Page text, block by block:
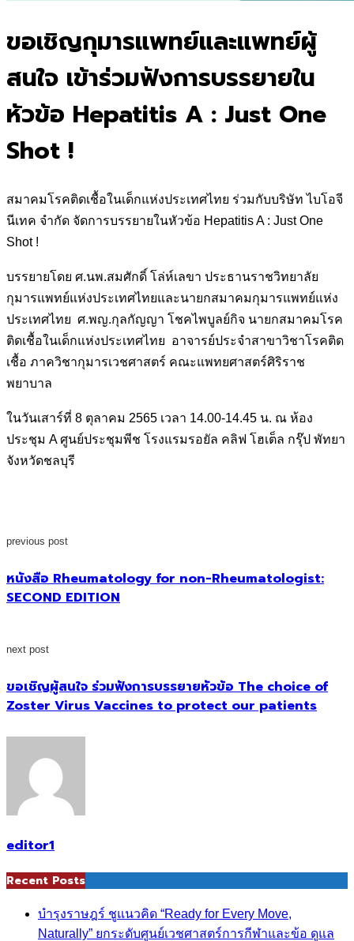
ขอเชิญกุมารแพทย์และแพทย์ผู้
สนใจ เข้าร่วมฟังการบรรยายใน
หัวข้อ Hepatitis A : Just One
Shot !
สมาคมโรคติดเชื้อในเด็กแห่งประเทศไทย ร่วมกับบริษัท ไบโอจี
นีเทค จำกัด จัดการบรรยายในหัวข้อ Hepatitis A : Just One
Shot !
บรรยายโดย ศ.นพ.สมศักดิ์ โล่ห์เลขา ประธานราชวิทยาลัย
กุมารแพทย์แห่งประเทศไทยและนายกสมาคมกุมารแพทย์แห่ง
ประเทศไทย ศ.พญ.กุลกัญญา โชคไพบูลย์กิจ นายกสมาคมโรค
ติดเชื้อในเด็กแห่งประเทศไทย อาจารย์ประจำสาขาวิชาโรคติด
เชื้อ ภาควิชากุมารเวชศาสตร์ คณะแพทยศาสตร์ศิริราช
พยาบาล
ในวันเสาร์ที่ 8 ตุลาคม 2565 เวลา 14.00-14.45 น. ณ ห้อง
ประชุม A ศูนย์ประชุมพีช โรงแรมรอยัล คลิฟ โฮเต็ล กรุ๊ป พัทยา
จังหวัดชลบุรี
previous post
หนังสือ Rheumatology for non-Rheumatologist:
SECOND EDITION
next post
ขอเชิญผู้สนใจ ร่วมฟังการบรรยายหัวข้อ The choice of
Zoster Virus Vaccines to protect our patients
editor1
Recent Posts
บำรุงราษฎร์ ชูแนวคิด “Ready for Every Move,
Naturally” ยกระดับศูนย์เวชศาสตร์การกีฬาและข้อ ดูแล